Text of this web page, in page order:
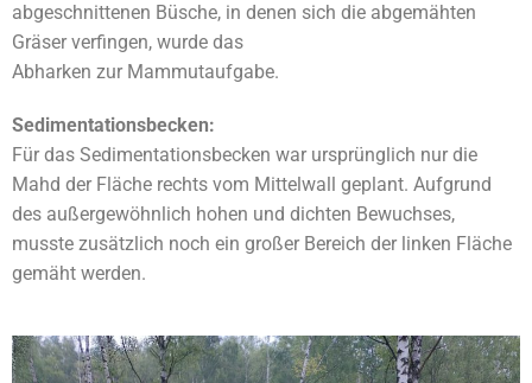
abgeschnittenen Büsche, in denen sich die abgemähten
Gräser verfingen, wurde das
Abharken zur Mammutaufgabe.
Sedimentationsbecken:
Für das Sedimentationsbecken war ursprünglich nur die
Mahd der Fläche rechts vom Mittelwall geplant. Aufgrund
des außergewöhnlich hohen und dichten Bewuchses,
musste zusätzlich noch ein großer Bereich der linken Fläche
gemäht werden.